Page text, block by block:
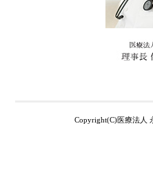
Copyright(C)医療法人